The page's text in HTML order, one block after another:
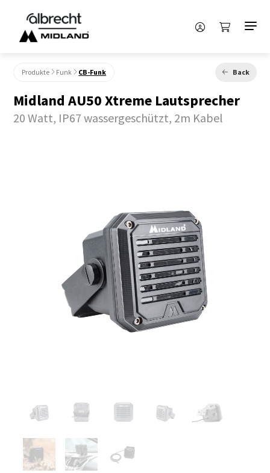
Produkte Funk CB-Funk Back
Midland AU50 Xtreme Lautsprecher
20 Watt, IP67 wassergeschützt, 2m Kabel